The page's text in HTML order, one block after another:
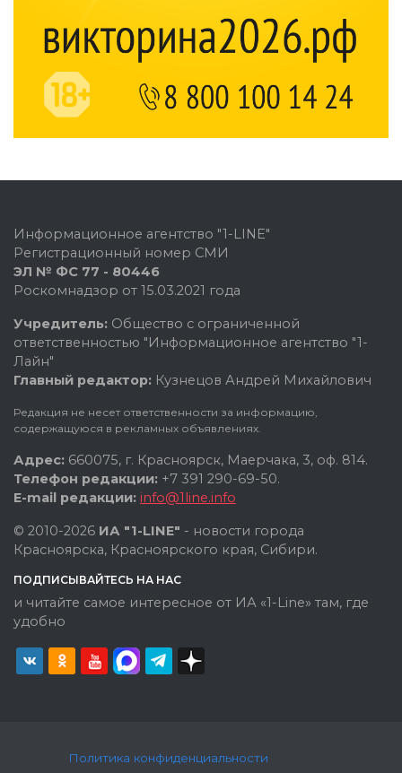
Информационное агентство "1-LINE"
Регистрационный номер СМИ
ЭЛ № ФС 77 - 80446
Роскомнадзор от 15.03.2021 года
Учредитель: Общество с ограниченной
ответственностью "Информационное агентство "1-
Лайн"
Главный редактор: Кузнецов Андрей Михайлович
Редакция не несет ответственности за информацию,
содержащуюся в рекламных объявлениях.
Адрес: 660075, г. Красноярск, Маерчака, 3, оф. 814.
Телефон редакции: +7 391 290-69-50.
E-mail редакции: info@1line.info
© 2010-2026 ИА "1-LINE" - новости города
Красноярска, Красноярского края, Сибири.
ПОДПИСЫВАЙТЕСЬ НА НАС
и читайте самое интересное от ИА «1-Line» там, где
удобно
Политика конфиденциальности